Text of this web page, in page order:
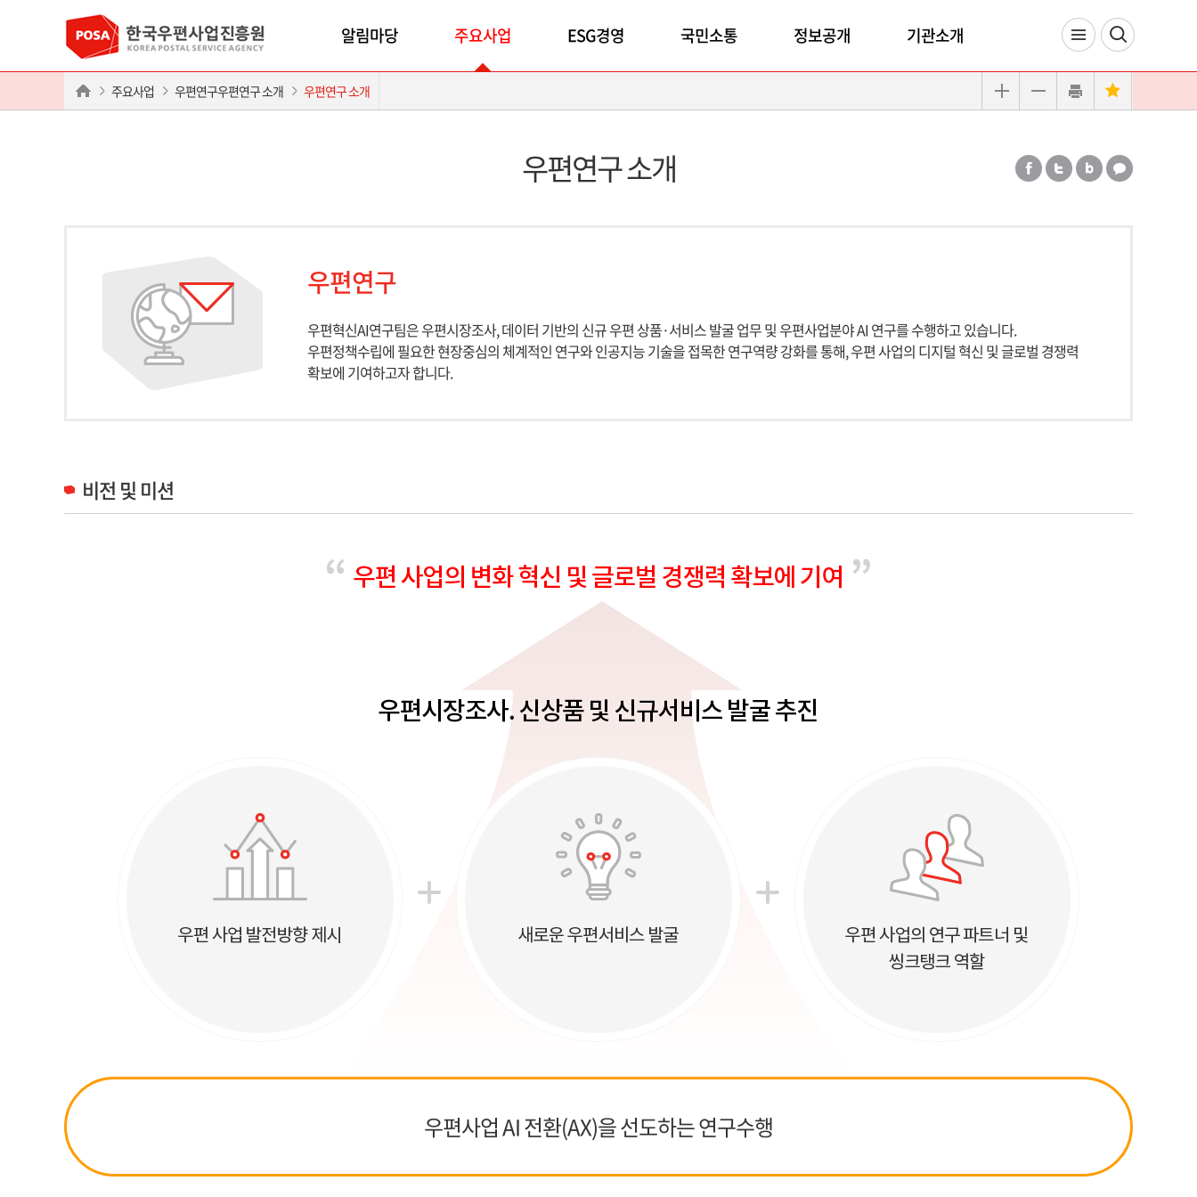
알림마당 주요사업 ESG경영 국민소통 정보공개 기관소개
주요사업 우편연구우편연구 소개 우편연구 소개
우편연구 소개
우편연구
우편혁신AI연구팀은 우편시장조사, 데이터 기반의 신규 우편 상품·서비스 발굴 업무 및 우편사업분야 AI 연구를 수행하고 있습니다.
우편정책수립에 필요한 현장중심의 체계적인 연구와 인공지능 기술을 접목한 연구역량 강화를 통해, 우편 사업의 디지털 혁신 및 글로벌 경쟁력
확보에 기여하고자 합니다.
비전 및 미션
우편사업 AI 전환(AX)을 선도하는 연구수행